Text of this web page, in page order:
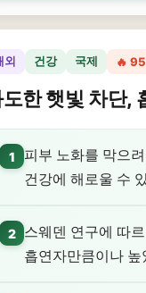
외 건강 국제 🔥 95
한 햇빛 차단,
1
피부 노화를 막으
건강에 해로울 수
2
스웨덴 연구에 따
흡연자만큼이나